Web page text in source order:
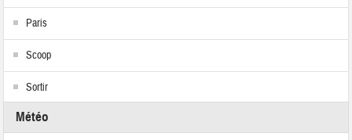
Paris
Scoop
Sortir
Météo